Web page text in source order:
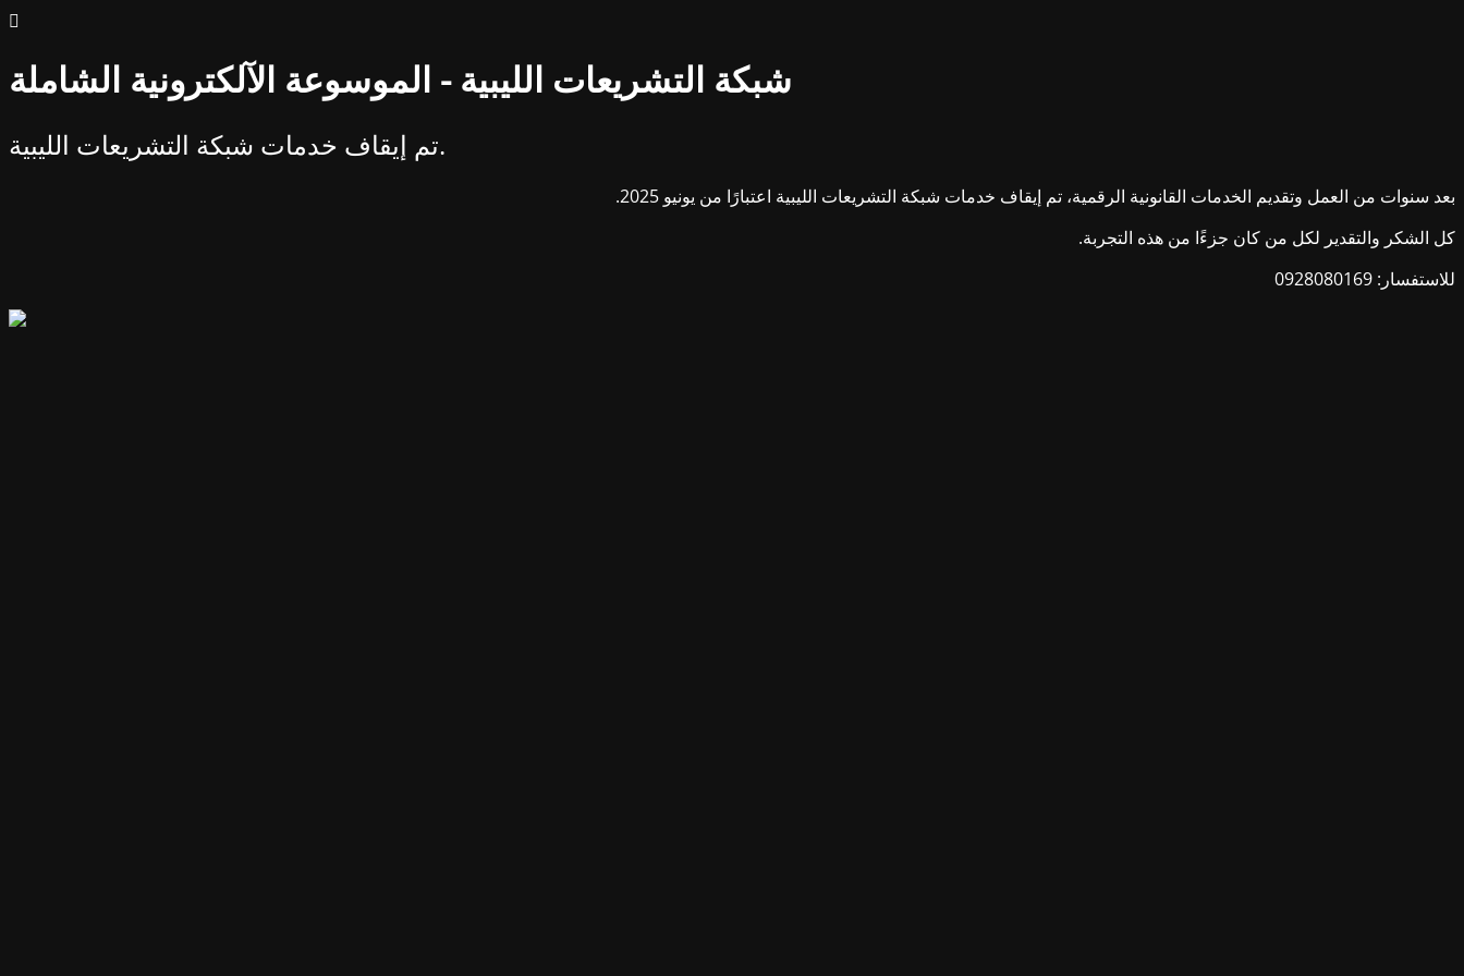
شبكة التشريعات الليبية - الموسوعة الآلكترونية الشاملة
تم إيقاف خدمات شبكة التشريعات الليبية.
بعد سنوات من العمل وتقديم الخدمات القانونية الرقمية، تم إيقاف خدمات شبكة التشريعات الليبية اعتبارًا من يونيو 2025.
كل الشكر والتقدير لكل من كان جزءًا من هذه التجربة.
للاستفسار: 0928080169